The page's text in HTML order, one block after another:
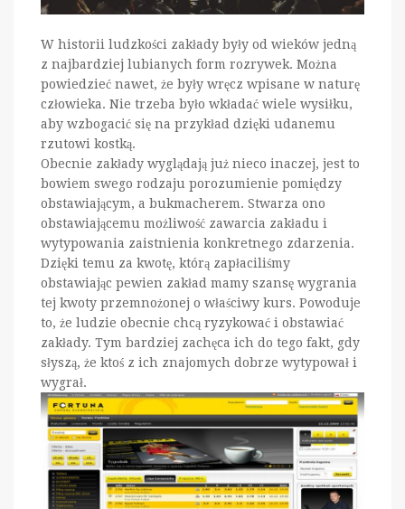
W historii ludzkości zakłady były od wieków jedną
z najbardziej lubianych form rozrywek. Można
powiedzieć nawet, że były wręcz wpisane w naturę
człowieka. Nie trzeba było wkładać wiele wysiłku,
aby wzbogacić się na przykład dzięki udanemu
rzutowi kostką.
Obecnie zakłady wyglądają już nieco inaczej, jest to
bowiem swego rodzaju porozumienie pomiędzy
obstawiającym, a bukmacherem. Stwarza ono
obstawiającemu możliwość zawarcia zakładu i
wytypowania zaistnienia konkretnego zdarzenia.
Dzięki temu za kwotę, którą zapłaciliśmy
obstawiając pewien zakład mamy szansę wygrania
tej kwoty przemnożonej o właściwy kurs. Powoduje
to, że ludzie obecnie chcą ryzykować i obstawiać
zakłady. Tym bardziej zachęca ich do tego fakt, gdy
słyszą, że ktoś z ich znajomych dobrze wytypował i
wygrał.